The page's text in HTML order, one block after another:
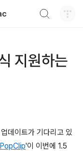
지원하는
데이트가 기다리고 있
PopClip'이 이번에 1.5